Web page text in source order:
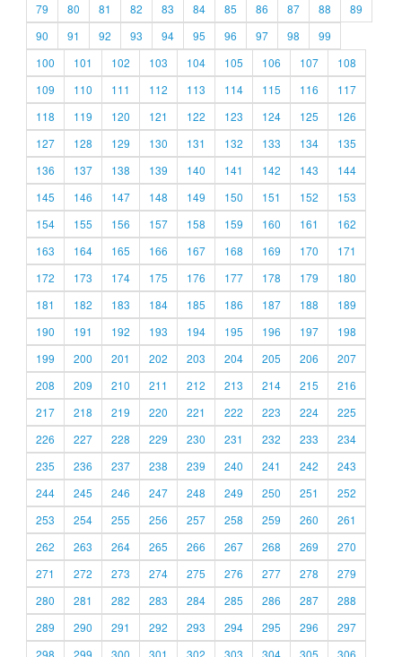
79
80 81 82 83 84 85 86 87 88
89
90
91 92 93 94 95 96 97 98
99
100
101 102 103 104 105 106 107
108
109
110 111 112 113 114 115 116
117
118
119 120 121 122 123 124 125
126
127
128 129 130 131 132 133 134
135
136
137 138 139 140 141 142 143
144
145
146 147 148 149 150 151 152
153
154
155 156 157 158 159 160 161
162
163
164 165 166 167 168 169 170
171
172
173 174 175 176 177 178 179
180
181
182 183 184 185 186 187 188
189
190
191 192 193 194 195 196 197
198
199
200 201 202 203 204 205 206
207
208
209 210 211 212 213 214 215
216
217
218 219 220 221 222 223 224
225
226
227 228 229 230 231 232 233
234
235
236 237 238 239 240 241 242
243
244
245 246 247 248 249 250 251
252
253
254 255 256 257 258 259 260
261
262
263 264 265 266 267 268 269
270
271
272 273 274 275 276 277 278
279
280
281 282 283 284 285 286 287
288
289
290 291 292 293 294 295 296
297
298
299 300 301 302 303 304 305 306